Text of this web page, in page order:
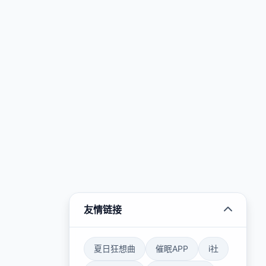
友情链接
夏日狂想曲 催眠APP i社